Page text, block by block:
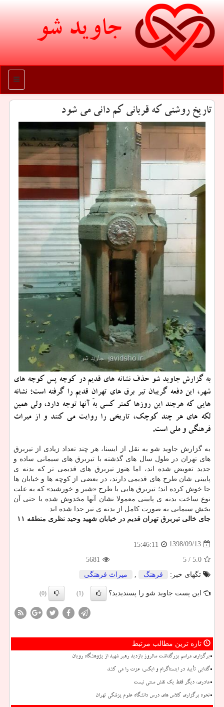
جاوید شو
منو
تاریخ روشنی كه قربانی كم دانی می شود
به گزارش جاوید شو حذف نشانه های قدیم در كوچه پس كوچه های
شهر، این دفعه گریبان تیر برق های تهرانِ قدیم را گرفته است؛ نشانه
هایی كه هرچند این روزها كمتر كسی به آنها توجه دارد، ولی همین
لكه های هر چند كوچك، تاریخی را روایت می كنند و از میراث
فرهنگی و ملی است.
به گزارش جاوید شو به نقل از ایسنا، هر چند تعداد زیادی از تیربرق
های تهران در طول سال های گذشته با تیربرق های سیمانی ساده و
جدید تعویض شده اند، اما هنوز تیربرق های قدیمی تر كه بدنه ی
پایینی شان طرح های قدیمی دارند، در بعضی از كوچه ها و خیابان ها
جا خوش كرده اند؛ تیربرق هایی با طرح «شیر و خورشید» كه به علت
نوع ساخت بدنه ی پایینی معمولا نشان آنها مخدوش شده یا حتی آن
بخش سیمانی به صورت كامل از بدنه ی تیر جدا شده اند.
جای خالی تیربرق تهران قدیم در خیابان شهید وحید نظری منطقه ۱۱
1398/09/13
15:46:11
5.0
/ 5
5681
تگهای خبر:
فرهنگ , میراث فرهنگی
این پست جاوید شو را پسندیدید؟ (1)
(0)
تازه ترین مطالب مرتبط
برگزاری مراسم بزرگداشت سالروز بازدید رهبر شهید از پژوهشگاه رویان
گدایی تأیید در اینستاگرام و ایکس، عزت را می کشد
مادری، دیگر فقط یک نقش سنتی نیست
نحوه برگزاری کلاس های درس دانشگاه علوم پزشکی تهران